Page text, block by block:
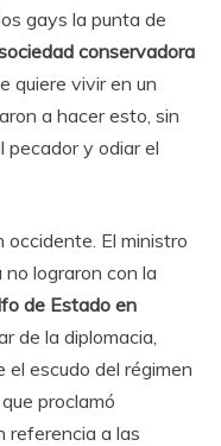
gays la punta de
conservadora
quiere vivir en un
a hacer esto, sin
pecador y odiar el
El ministro
lograron con la
de Estado en
de la diplomacia,
escudo del régimen
proclamó
referencia a las